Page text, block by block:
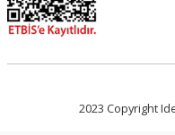
2023 Copyright